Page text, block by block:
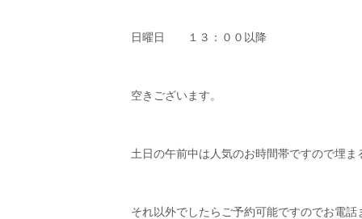
日曜日 １３：００以降
空きございます。
土日の午前中は人気のお時間帯ですので埋
それ以外でしたらご予約可能ですのでお電